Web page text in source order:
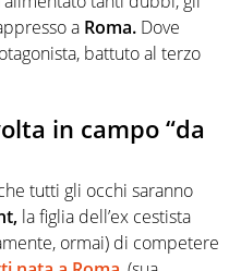
a Roma. Dove
battuto al terzo
in campo “da
tutti gli occhi saranno
la figlia dell’ex cestista
ormai) di competere